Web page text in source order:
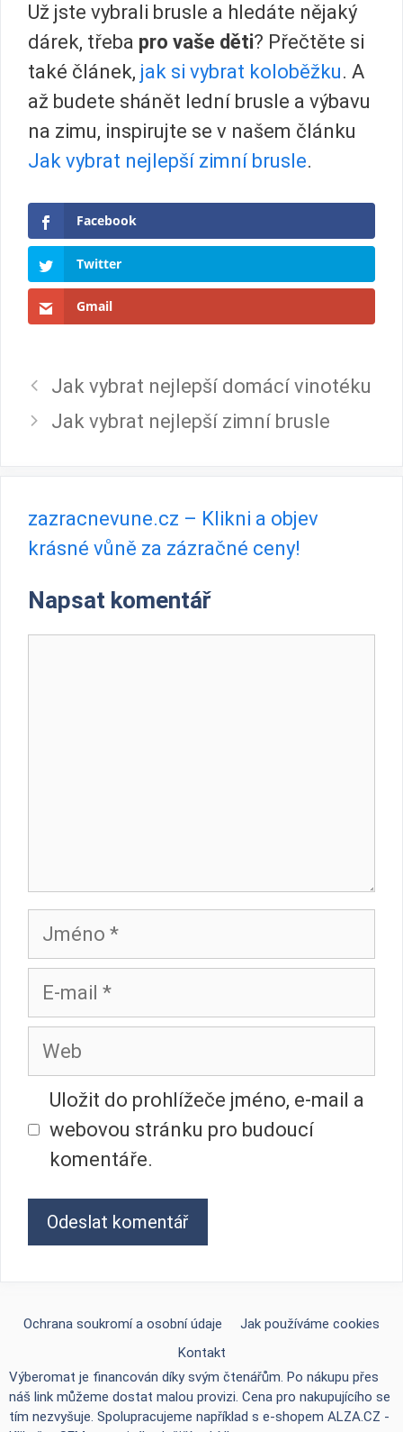
Už jste vybrali brusle a hledáte nějaký
dárek, třeba pro vaše děti? Přečtěte si
také článek, jak si vybrat koloběžku. A
až budete shánět lední brusle a výbavu
na zimu, inspirujte se v našem článku
Jak vybrat nejlepší zimní brusle.
Facebook
Twitter
Gmail
Jak vybrat nejlepší domácí vinotéku
Jak vybrat nejlepší zimní brusle
zazracnevune.cz – Klikni a objev
krásné vůně za zázračné ceny!
Napsat komentář
Jméno
E-
mail
Web
Uložit do prohlížeče jméno, e-mail a
webovou stránku pro budoucí
komentáře.
Ochrana soukromí a osobní údaje
Jak používáme cookies
Kontakt
Výberomat je financován díky svým čtenářům. Po nákupu přes
náš link můžeme dostat malou provizi. Cena pro nakupujícího se
tím nezvyšuje. Spolupracujeme například s e-shopem ALZA.CZ -